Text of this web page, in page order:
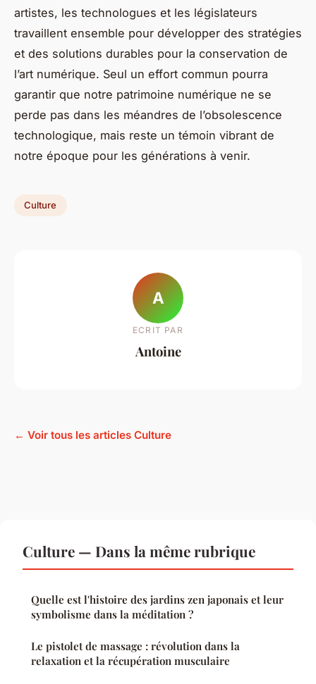
artistes, les technologues et les législateurs
travaillent ensemble pour développer des stratégies
et des solutions durables pour la conservation de
l’art numérique. Seul un effort commun pourra
garantir que notre patrimoine numérique ne se
perde pas dans les méandres de l’obsolescence
technologique, mais reste un témoin vibrant de
notre époque pour les générations à venir.
Culture
A
ECRIT PAR
Antoine
← Voir tous les articles Culture
Culture — Dans la même rubrique
Quelle est l'histoire des jardins zen japonais et leur
symbolisme dans la méditation ?
Le pistolet de massage : révolution dans la
relaxation et la récupération musculaire